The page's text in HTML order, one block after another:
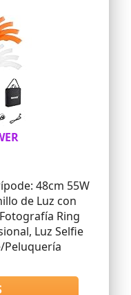
48cm 55W
de Luz con
Ring
Luz Selfie
Peluquería